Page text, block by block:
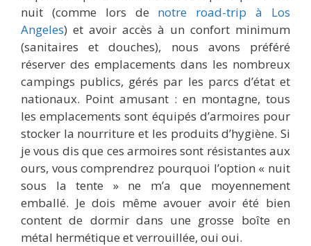
nuit (comme lors de notre road-trip à Los
Angeles) et avoir accès à un confort minimum
(sanitaires et douches), nous avons préféré
réserver des emplacements dans les nombreux
campings publics, gérés par les parcs d’état et
nationaux. Point amusant : en montagne, tous
les emplacements sont équipés d’armoires pour
stocker la nourriture et les produits d’hygiène. Si
je vous dis que ces armoires sont résistantes aux
ours, vous comprendrez pourquoi l’option « nuit
sous la tente » ne m’a que moyennement
emballé. Je dois même avouer avoir été bien
content de dormir dans une grosse boîte en
métal hermétique et verrouillée, oui oui.